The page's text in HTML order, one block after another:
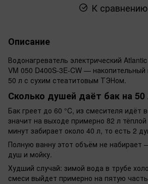
К сравнению
Описание
Водонагреватель электрический
VM 050 D400S-3E-CW — накопительный
50 л с сухим стеатитовым ТЭНом.
Сколько душей даёт бак на 50
Бак греет до 60 °C, из смесителя идёт
значит на выходе примерно 82 л
минут забирает около 40 л, то есть 2
Полную ванну этот объём не набирает
душ и мойку.
Худший случай: зимой вода в трубе
смеси выйдет примерно на пятую